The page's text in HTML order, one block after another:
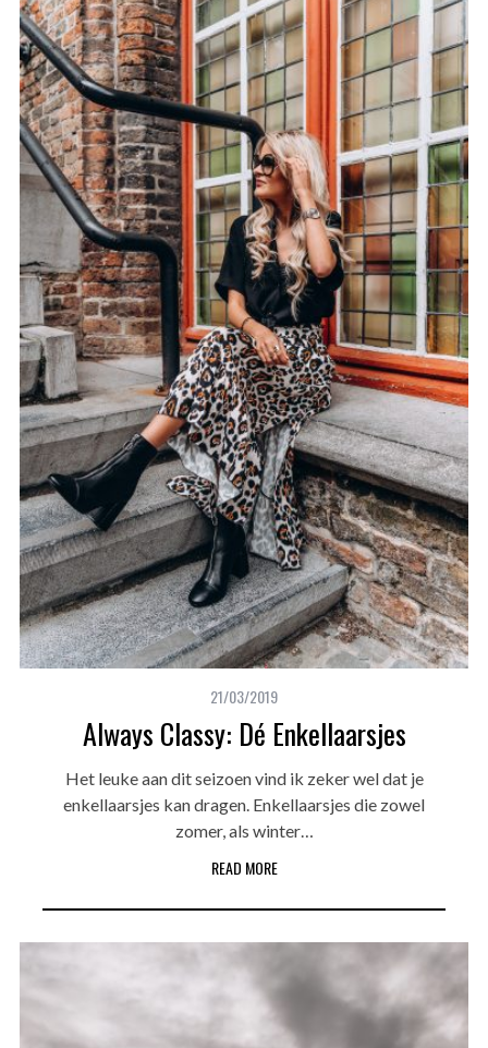
21/03/2019
Always Classy: Dé Enkellaarsjes
Het leuke aan dit seizoen vind ik zeker wel dat je
enkellaarsjes kan dragen. Enkellaarsjes die zowel
zomer, als winter…
READ MORE